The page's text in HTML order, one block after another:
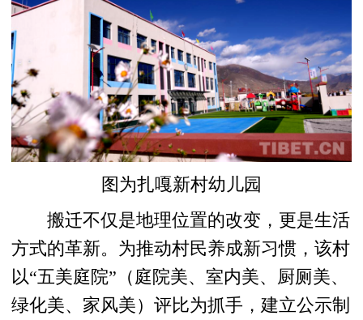
图为扎嘎新村幼儿园
搬迁不仅是地理位置的改变，更是生活
方式的革新。为推动村民养成新习惯，该村
以“五美庭院”（庭院美、室内美、厨厕美、
绿化美、家风美）评比为抓手，建立公示制